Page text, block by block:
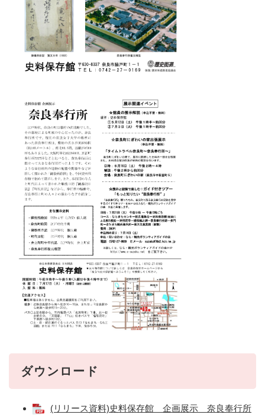
ダウンロード
(リリース資料)史料保存館 企画展示 奈良奉行所